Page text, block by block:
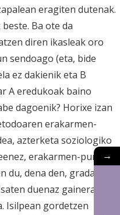
eragiten dutenak.
Ba ote da
diren ikasleak oro
sendoago (eta, bide
ez dakienik eta B
A eredukoak baino
dagoenik? Horixe izan
erakarmen-
azterketa soziologiko
erakarmen-puntu
dena den, gradazio
duenaz gainera, ez
Isilpean gordetzen
→